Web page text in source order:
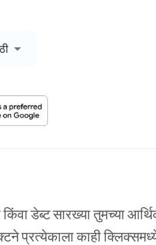
डेब्ट सारख्या तुमच्या
प्रत्येकाला काही